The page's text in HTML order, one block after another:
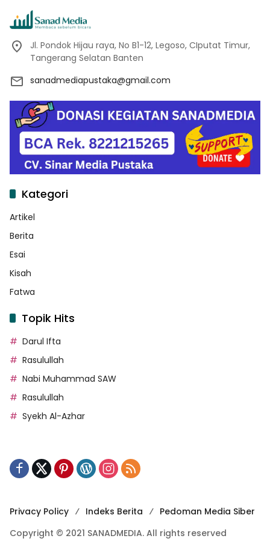
Jl. Pondok Hijau raya, No B1-12, Legoso, CIputat Timur,
Tangerang Selatan Banten
sanadmediapustaka@gmail.com
Kategori
Artikel
Berita
Esai
Kisah
Fatwa
Topik Hits
Darul Ifta
Rasulullah
Nabi Muhammad SAW
Rasulullah
Syekh Al-Azhar
Privacy Policy Indeks Berita
Pedoman Media Siber
Copyright © 2021 SANADMEDIA. All rights reserved